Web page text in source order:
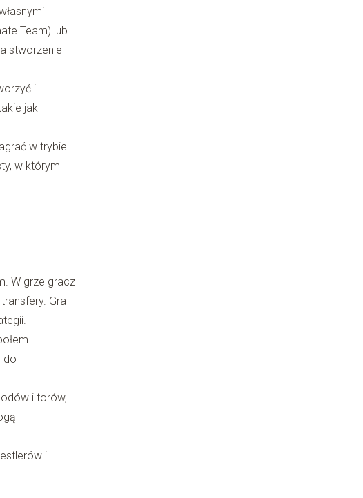
Team) lub
stworzenie
i
jak
w trybie
w którym
W grze gracz
Gra
do
i torów,
i